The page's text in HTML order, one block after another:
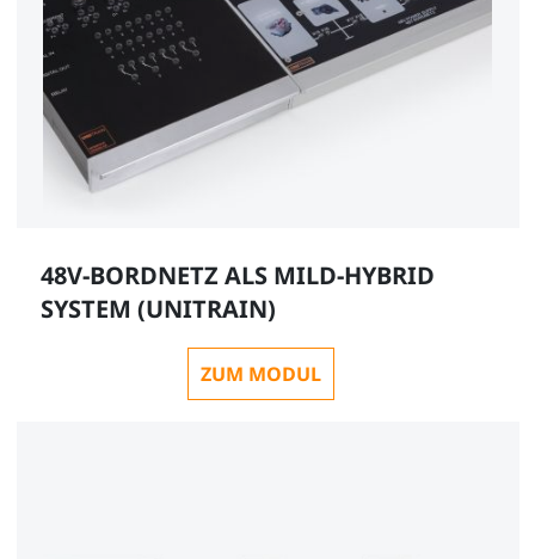
48V-BORDNETZ ALS MILD-HYBRID
SYSTEM (UNITRAIN)
ZUM MODUL